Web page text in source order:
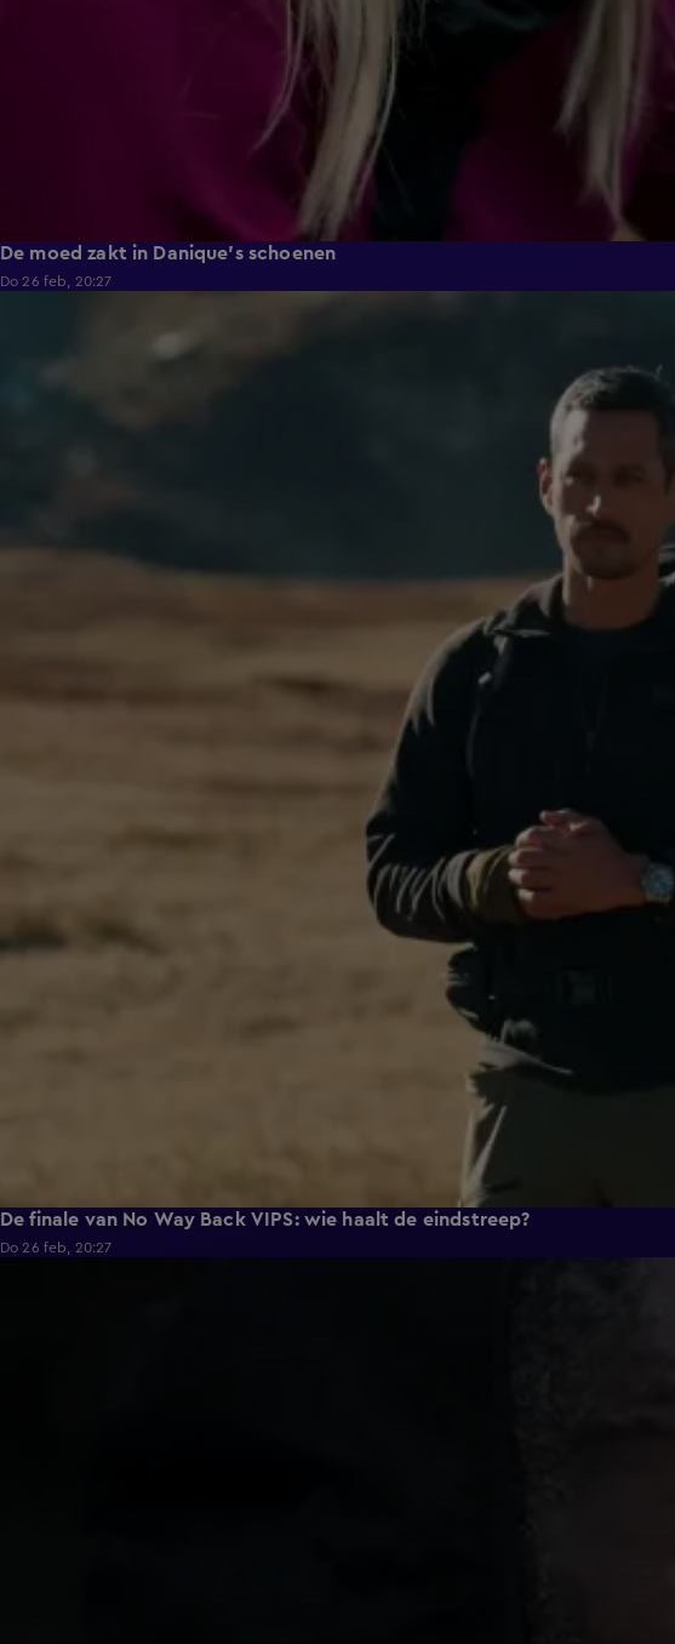
De moed zakt in Danique's schoenen
Do 26 feb, 20:27
De finale van No Way Back VIPS: wie haalt de eindstreep?
Do 26 feb, 20:27